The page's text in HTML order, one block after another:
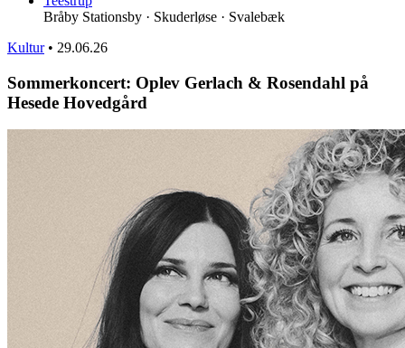
Bråby Stationsby · Skuderløse · Svalebæk
Kultur • 29.06.26
Sommerkoncert: Oplev Gerlach & Rosendahl på
Hesede Hovedgård